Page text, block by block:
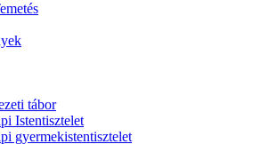
tábor
Istentisztelet
gyermekistentisztelet